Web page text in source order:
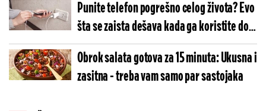
Punite telefon pogrešno celog života? Evo
šta se zaista dešava kada ga koristite dok
je na punjaču
Obrok salata gotova za 15 minuta: Ukusna i
zasitna - treba vam samo par sastojaka